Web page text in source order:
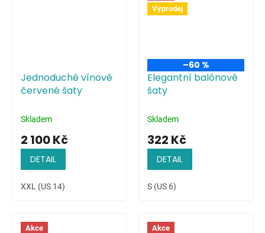
Jednoduché vínově
červené šaty
Skladem
2 100 Kč
DETAIL
XXL (US 14)
Výprodej
–60 %
Elegantní balónové
šaty
Skladem
322 Kč
DETAIL
S (US 6)
Akce
Akce